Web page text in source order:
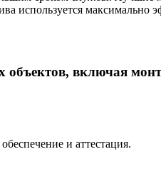
используется максимально
включая
и аттестация.